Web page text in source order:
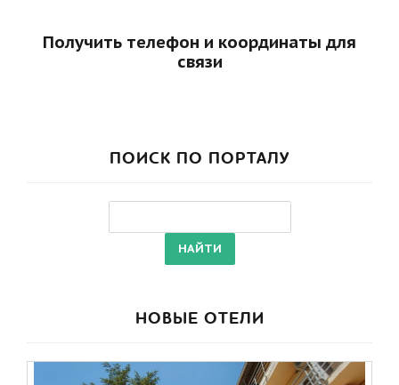
Получить телефон и координаты для
связи
ПОИСК ПО ПОРТАЛУ
НОВЫЕ ОТЕЛИ